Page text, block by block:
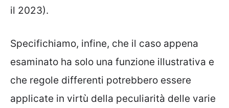
il 2023).
Specifichiamo, infine, che il caso appena
esaminato ha solo una funzione illustrativa e
che regole differenti potrebbero essere
applicate in virtù della peculiarità delle varie